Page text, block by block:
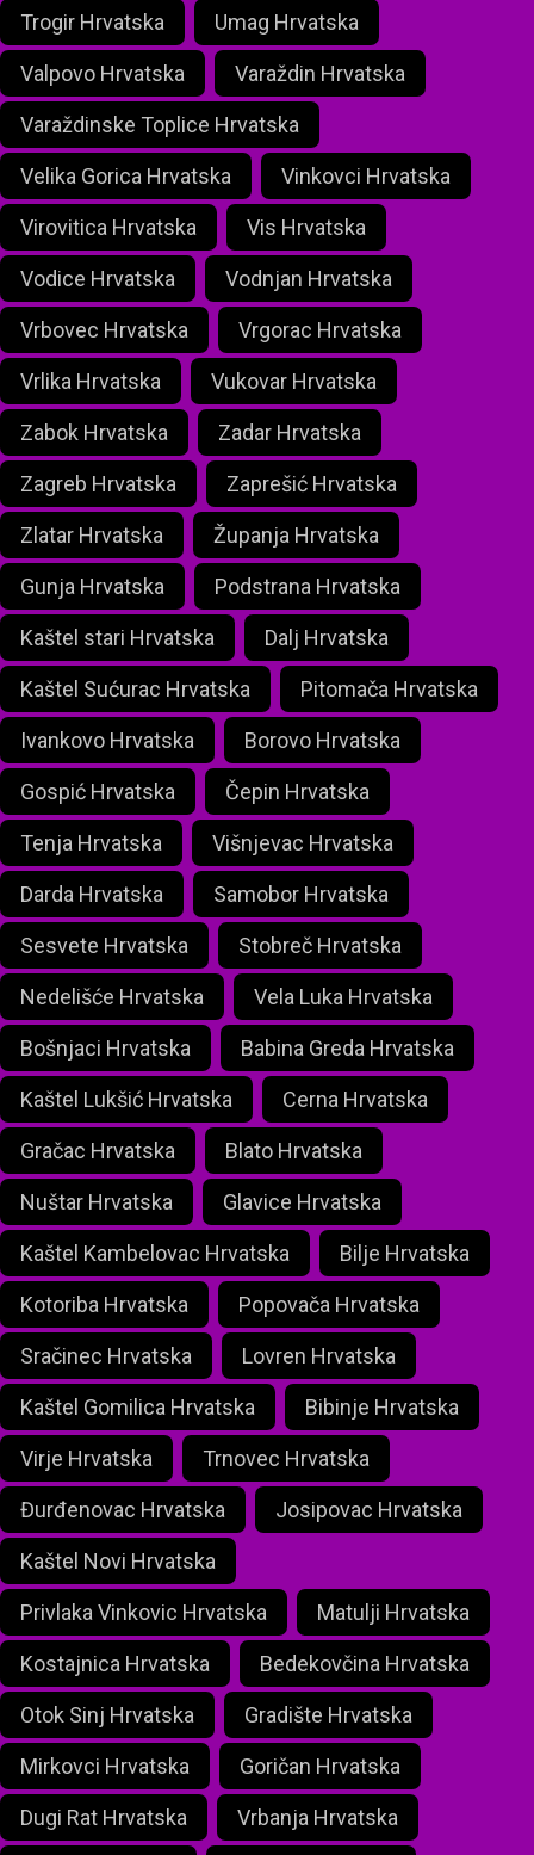
Trogir Hrvatska Umag Hrvatska
Valpovo Hrvatska Varaždin Hrvatska
Varaždinske Toplice Hrvatska
Velika Gorica Hrvatska Vinkovci Hrvatska
Virovitica Hrvatska Vis Hrvatska
Vodice Hrvatska Vodnjan Hrvatska
Vrbovec Hrvatska Vrgorac Hrvatska
Vrlika Hrvatska Vukovar Hrvatska
Zabok Hrvatska Zadar Hrvatska
Zagreb Hrvatska Zaprešić Hrvatska
Zlatar Hrvatska Županja Hrvatska
Gunja Hrvatska Podstrana Hrvatska
Kaštel stari Hrvatska Dalj Hrvatska
Kaštel Sućurac Hrvatska Pitomača Hrvatska
Ivankovo Hrvatska Borovo Hrvatska
Gospić Hrvatska Čepin Hrvatska
Tenja Hrvatska Višnjevac Hrvatska
Darda Hrvatska Samobor Hrvatska
Sesvete Hrvatska Stobreč Hrvatska
Nedelišće Hrvatska Vela Luka Hrvatska
Bošnjaci Hrvatska Babina Greda Hrvatska
Kaštel Lukšić Hrvatska Cerna Hrvatska
Gračac Hrvatska Blato Hrvatska
Nuštar Hrvatska Glavice Hrvatska
Kaštel Kambelovac Hrvatska Bilje Hrvatska
Kotoriba Hrvatska Popovača Hrvatska
Sračinec Hrvatska Lovren Hrvatska
Kaštel Gomilica Hrvatska Bibinje Hrvatska
Virje Hrvatska Trnovec Hrvatska
Đurđenovac Hrvatska Josipovac Hrvatska
Kaštel Novi Hrvatska
Privlaka Vinkovic Hrvatska Matulji Hrvatska
Kostajnica Hrvatska Bedekovčina Hrvatska
Otok Sinj Hrvatska Gradište Hrvatska
Mirkovci Hrvatska Goričan Hrvatska
Dugi Rat Hrvatska Vrbanja Hrvatska